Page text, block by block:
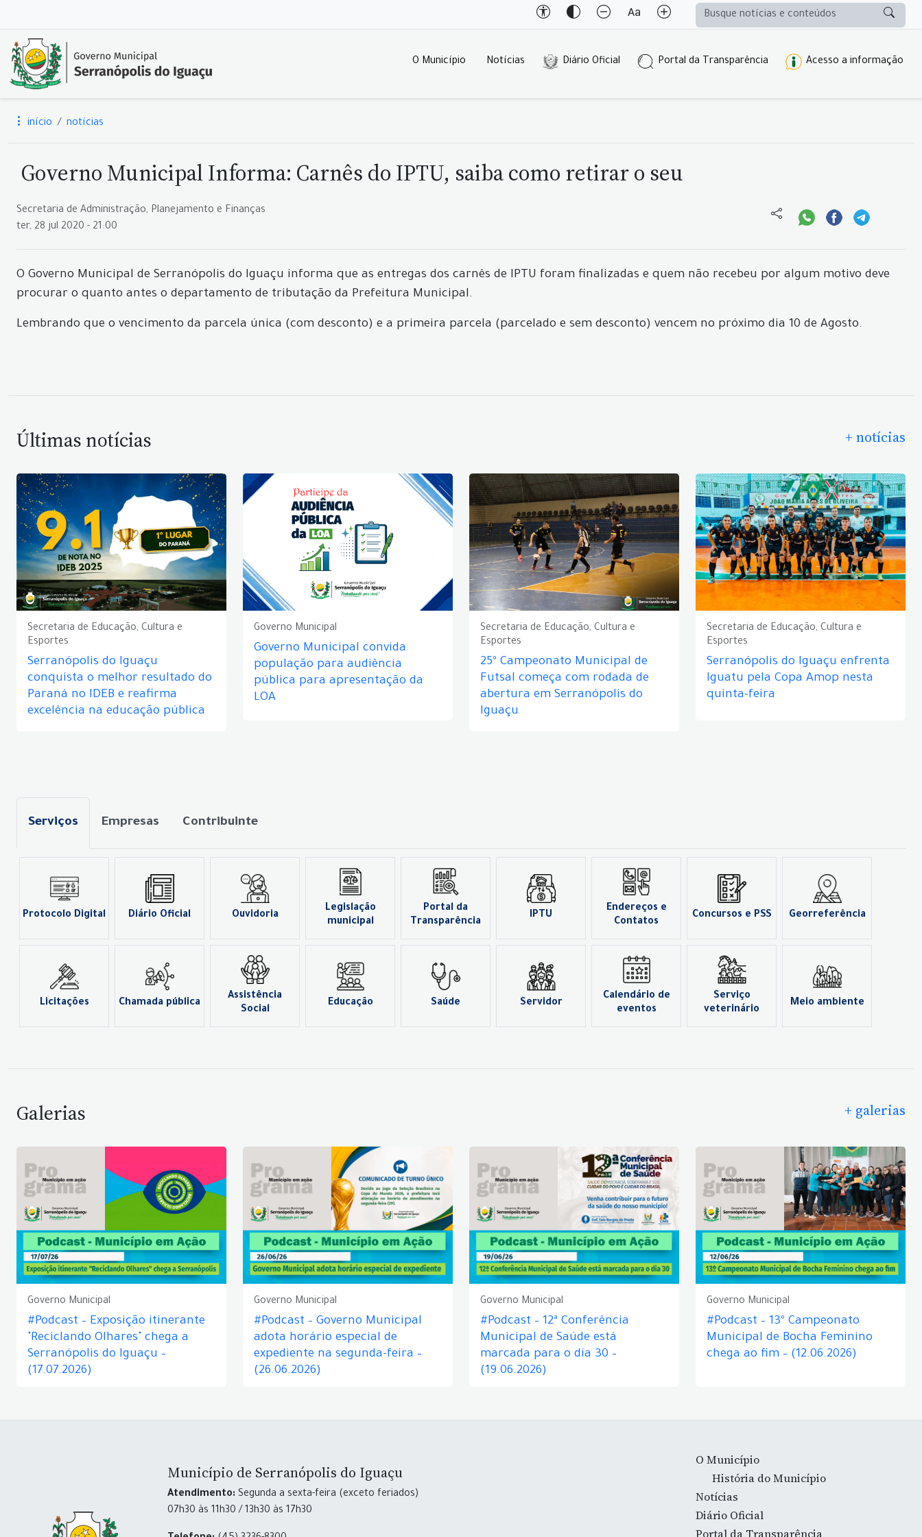
O Município Notícias Diário Oficial Portal da Transparência Acesso a informação
início notícias
Governo Municipal Informa: Carnês do IPTU, saiba como retirar o seu
Secretaria de Administração, Planejamento e Finanças
ter, 28 jul 2020 - 21:00
O Governo Municipal de Serranópolis do Iguaçu informa que as entregas dos carnês de IPTU foram finalizadas e quem não recebeu por algum motivo deve
procurar o quanto antes o departamento de tributação da Prefeitura Municipal.
Lembrando que o vencimento da parcela única (com desconto) e a primeira parcela (parcelado e sem desconto) vencem no próximo dia 10 de Agosto.
Últimas notícias + notícias
Secretaria de Educação, Cultura e
Esportes
Serranópolis do Iguaçu
conquista o melhor resultado do
Paraná no IDEB e reafirma
excelência na educação pública
Governo Municipal
Governo Municipal convida
população para audiência
pública para apresentação da
LOA
Secretaria de Educação, Cultura e
Esportes
25º Campeonato Municipal de
Futsal começa com rodada de
abertura em Serranópolis do
Iguaçu
Secretaria de Educação, Cultura e
Esportes
Serranópolis do Iguaçu enfrenta
Iguatu pela Copa Amop nesta
quinta-feira
Serviços Empresas Contribuinte
Protocolo Digital Diário Oficial Ouvidoria
Legislação
municipal
Portal da
Transparência
IPTU
Endereços e
Contatos
Concursos e PSS Georreferência
Licitações Chamada pública
Assistência
Social
Educação Saúde Servidor
Calendário de
eventos
Serviço
veterinário
Meio ambiente
Galerias + galerias
Governo Municipal
#Podcast – Exposição itinerante
"Reciclando Olhares" chega a
Serranópolis do Iguaçu –
(17.07.2026)
Governo Municipal
#Podcast – Governo Municipal
adota horário especial de
expediente na segunda-feira –
(26.06.2026)
Governo Municipal
#Podcast – 12ª Conferência
Municipal de Saúde está
marcada para o dia 30 –
(19.06.2026)
Governo Municipal
#Podcast – 13º Campeonato
Municipal de Bocha Feminino
chega ao fim – (12.06.2026)
Município de Serranópolis do Iguaçu
Atendimento: Segunda a sexta-feira (exceto feriados)
07h30 às 11h30 / 13h30 às 17h30
O Município
História do Município
Notícias
Diário Oficial
Portal da Transparência